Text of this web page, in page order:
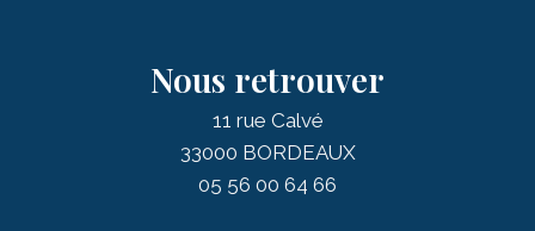
Nous retrouver
11 rue Calvé
33000 BORDEAUX
05 56 00 64 66